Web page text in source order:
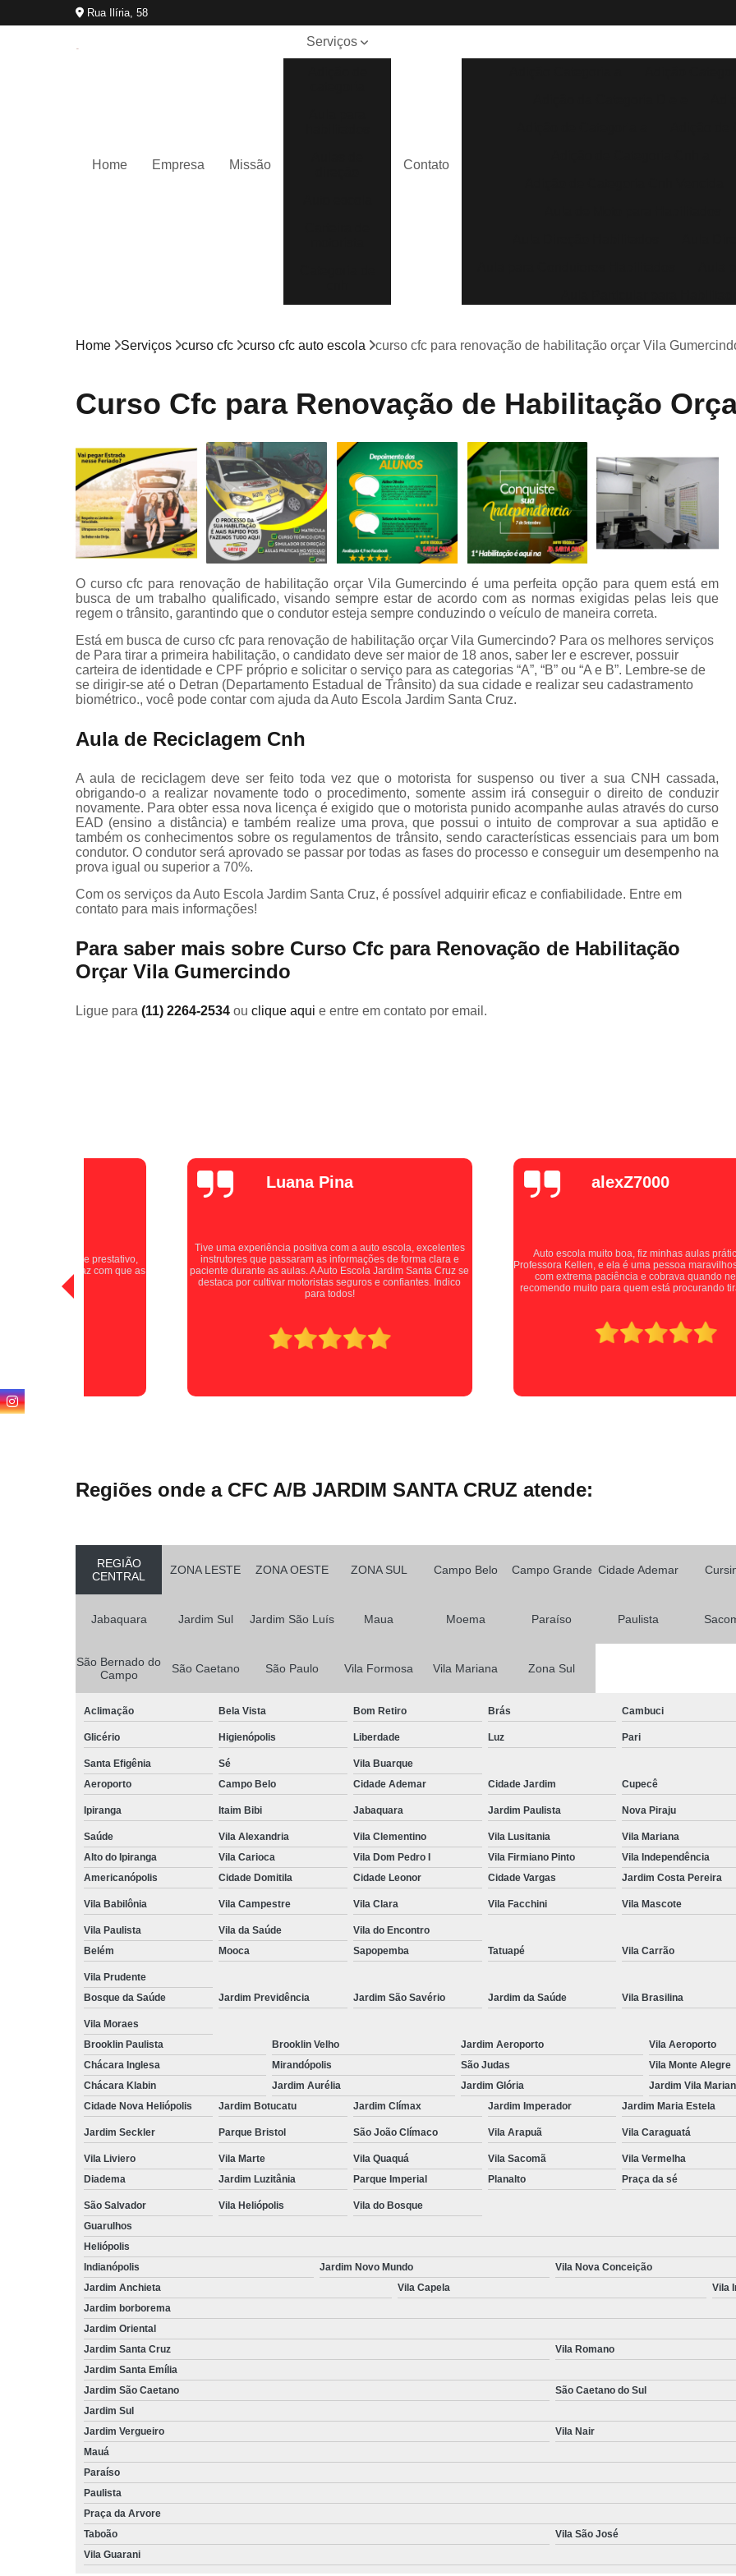
Rua Ilíria, 58
Home Empresa Missão
Serviços
especializados
de transporte
Mudar
categoria
Primeira
habilitação
Primeiras
habilitações
cnh
Renovação
Simulador de
direção
Contato
Aula de Direção Auto Escola
Aula de
Aula de Direção Defensiva
Aula de Direção para Iniciantes
Auto Escola para Aprender Dirigir
Auto
Auto Escola para Estrangeiros
Auto Escola para Habilitados
Auto
Auto Escola para Iniciantes
Auto Escola para Reciclagem
Carteira de Motorista B
Carteira de Motorista de
Carteira de Motorista para Emancipado
Categoria C Cnh
Categoria Cnh B
Cnh Categoria a
Cnh Categoria B
Cnh Categoria e
Aula de
Curso de Transporte de Passageiros
Curso Mopp e Carga Indivisível
Mudar a Categoria da Carta de
Mudar Categoria B para D
Mudar
Primeira Habilitação para Carro
Curso de Reciclagem Cnh
Curso para Reciclagem de
Curso Reciclagem Cnh Suspensa
Reciclagem
Renovação Cnh a
Renovação Cnh
Renovação Cnh Bloqueada
Renovação da Cnh Vencida
Renovação do Cnh
Aulas de
Auto Escola Simulador de Carro
Simulador de Carro da Auto Escola
Simulador de Direção Cfc
Simulador de
Home Serviços curso cfc curso cfc auto escola curso cfc para renovação de habilitação orçar Vila
Curso Cfc para Renovação de Habilitação
O curso cfc para renovação de habilitação orçar Vila Gumercindo é uma perfeita opção para quem está em
busca de um trabalho qualificado, visando sempre estar de acordo com as normas exigidas pelas leis que
regem o trânsito, garantindo que o condutor esteja sempre conduzindo o veículo de maneira correta.
Está em busca de curso cfc para renovação de habilitação orçar Vila Gumercindo? Para os melhores serviços
de Para tirar a primeira habilitação, o candidato deve ser maior de 18 anos, saber ler e escrever, possuir
carteira de identidade e CPF próprio e solicitar o serviço para as categorias “A”, “B” ou “A e B”. Lembre-se de
se dirigir-se até o Detran (Departamento Estadual de Trânsito) da sua cidade e realizar seu cadastramento
biométrico., você pode contar com ajuda da Auto Escola Jardim Santa Cruz.
Aula de Reciclagem Cnh
A aula de reciclagem deve ser feito toda vez que o motorista for suspenso ou tiver a sua CNH cassada,
obrigando-o a realizar novamente todo o procedimento, somente assim irá conseguir o direito de conduzir
novamente. Para obter essa nova licença é exigido que o motorista punido acompanhe aulas através do curso
EAD (ensino a distância) e também realize uma prova, que possui o intuito de comprovar a sua aptidão e
também os conhecimentos sobre os regulamentos de trânsito, sendo características essenciais para um bom
condutor. O condutor será aprovado se passar por todas as fases do processo e conseguir um desempenho na
prova igual ou superior a 70%.
Com os serviços da Auto Escola Jardim Santa Cruz, é possível adquirir eficaz e confiabilidade. Entre em
contato para mais informações!
Para saber mais sobre Curso Cfc para Renovação de Habilitação
Orçar Vila Gumercindo
Ligue para (11) 2264-2534 ou clique aqui e entre em contato por email.
Luana Pina
Tive uma experiência positiva com a auto escola, excelentes
instrutores que passaram as informações de forma clara e
paciente durante as aulas. A Auto Escola Jardim Santa Cruz se
destaca por cultivar motoristas seguros e confiantes. Indico
alexZ7000
Auto escola muito boa, fiz minhas aulas práticas com a
Professora Kellen, e ela é uma pessoa maravilhosa, me instruía
com extrema paciência e cobrava quando necessário,
recomendo muito para quem está procurando tirar sua carta!
Regiões onde a CFC A/B JARDIM SANTA CRUZ atende:
REGIÃO
CENTRAL
ZONA LESTE ZONA OESTE ZONA SUL Campo Belo Campo Grande Cidade Ademar
Jabaquara Jardim Sul Jardim São Luís Maua Moema Paraíso Paulista
São Bernado do
Campo
São Caetano São Paulo Vila Formosa Vila Mariana Zona Sul
Aclimação Bela Vista Bom Retiro Brás Cambuci
Glicério Higienópolis Liberdade Luz Pari
Santa Efigênia Sé
Vila Buarque
Aeroporto
Campo Belo Cidade Ademar Cidade Jardim Cupecê
Ipiranga Itaim Bibi Jabaquara Jardim Paulista Nova Piraju
Saúde Vila Alexandria Vila Clementino Vila Lusitania Vila Mariana
Alto do Ipiranga
Vila Carioca Vila Dom Pedro I Vila Firmiano Pinto Vila Independência
Americanópolis
Cidade Domitila Cidade Leonor Cidade Vargas Jardim Costa Pereira
Vila Babilônia Vila Campestre Vila Clara Vila Facchini Vila Mascote
Vila Paulista Vila da Saúde
Vila do Encontro
Belém
Mooca Sapopemba Tatuapé Vila Carrão
Vila Prudente
Bosque da Saúde
Jardim Previdência Jardim São Savério Jardim da Saúde Vila Brasilina
Vila Moraes
Brooklin Paulista
Brooklin Velho Jardim Aeroporto Vila Aeroporto
Chácara Inglesa
Mirandópolis São Judas Vila Monte Alegre
Chácara Klabin
Jardim Aurélia Jardim Glória Jardim Vila
Cidade Nova Heliópolis
Jardim Botucatu Jardim Clímax Jardim Imperador Jardim Maria Estela
Jardim Seckler Parque Bristol São João Clímaco Vila Arapuã Vila Caraguatá
Vila Liviero Vila Marte Vila Quaquá Vila Sacomã Vila Vermelha
Diadema
Jardim Luzitânia Parque Imperial Planalto Praça da sé
São Salvador Vila Heliópolis
Vila do Bosque
Guarulhos
Heliópolis
Indianópolis
Jardim Novo Mundo Vila Nova Conceição
Jardim Anchieta
Vila Capela
Vila
Jardim borborema
Jardim Oriental
Jardim Santa Cruz
Vila Romano
Jardim Santa Emília
Jardim São Caetano
São Caetano do Sul
Jardim Sul
Jardim Vergueiro
Vila Nair
Mauá
Paraíso
Paulista
Praça da Arvore
Taboão
Vila São José
Vila Guarani